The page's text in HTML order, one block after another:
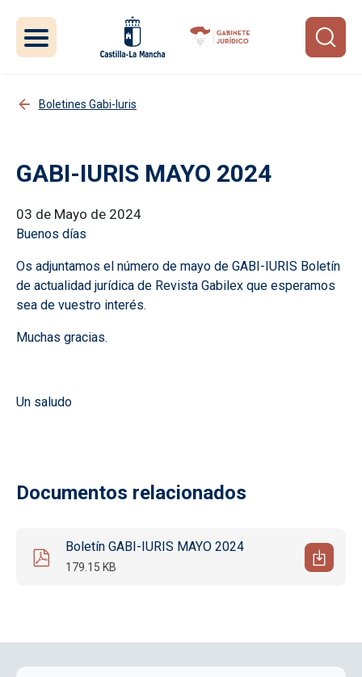
Boletines Gabi-Iuris
GABI-IURIS MAYO 2024
03 de Mayo de 2024
Buenos días
Os adjuntamos el número de mayo de GABI-IURIS Boletín
de actualidad jurídica de Revista Gabilex que esperamos
sea de vuestro interés.
Muchas gracias.
Un saludo
Documentos relacionados
Boletín GABI-IURIS MAYO 2024
179.15 KB